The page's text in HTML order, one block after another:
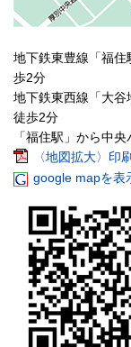
地下鉄東豊線「福
歩2分
地下鉄東西線「大
徒歩2分
「福住駅」から中
〈地図拡大〉印
google mapを表